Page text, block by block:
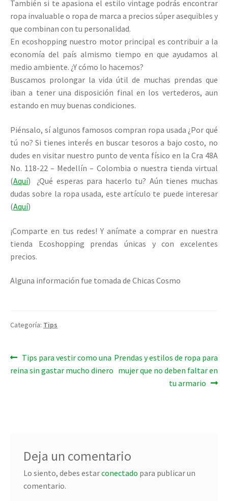
También si te apasiona el estilo vintage podrás encontrar
ropa invaluable o ropa de marca a precios súper asequibles y
que combinan con tu personalidad.
En ecoshopping nuestro motor principal es contribuir a la
economía del país almismo tiempo en que ayudamos al
medio ambiente. ¿Y cómo lo hacemos?
Buscamos prolongar la vida útil de muchas prendas que
iban a tener una disposición final en los vertederos, aun
estando en muy buenas condiciones.
Piénsalo, sí algunos famosos compran ropa usada ¿Por qué
tú no? Si tienes interés en buscar tesoros a bajo costo, no
dudes en visitar nuestro punto de venta físico en la Cra 48A
No. 118-22 – Medellín – Colombia o nuestra tienda virtual
(Aquí) ¿Qué esperas para hacerlo tu? Aún tienes muchas
dudas sobre la ropa usada, este artículo te puede interesar
(Aquí)
¡Comparte en tus redes! Y anímate a comprar en nuestra
tienda Ecoshopping prendas únicas y con excelentes
precios.
Alguna información fue tomada de Chicas Cosmo
Categoría: Tips
Navegación
de
Entrada
anterior:
Tips para vestir como una
reina sin gastar mucho dinero
Entrada
siguiente:
Prendas y estilos de ropa para
mujer que no deben faltar en
tu armario
Deja un comentario
Lo siento, debes estarconectado para publicar un
comentario.